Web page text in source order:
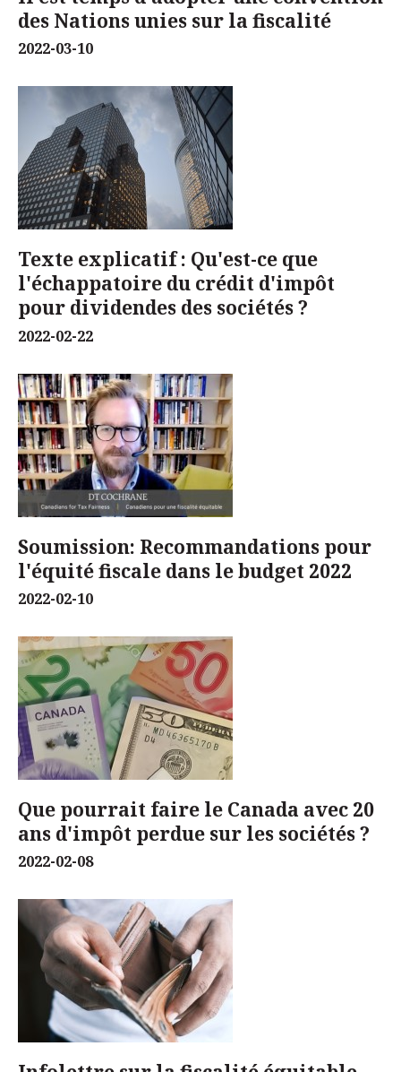
des Nations unies sur la fiscalité
2022-03-10
Texte explicatif : Qu'est-ce que
l'échappatoire du crédit d'impôt
pour dividendes des sociétés ?
2022-02-22
Soumission: Recommandations pour
l'équité fiscale dans le budget 2022
2022-02-10
Que pourrait faire le Canada avec 20
ans d'impôt perdue sur les sociétés ?
2022-02-08